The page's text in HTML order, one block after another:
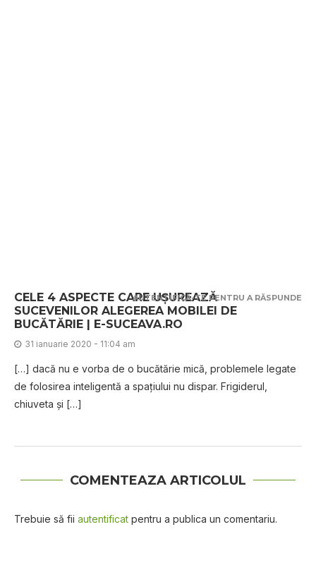
CELE 4 ASPECTE CARE UȘUREAZĂ
SUCEVENILOR ALEGEREA MOBILEI DE
BUCĂTĂRIE | E-SUCEAVA.RO
31 ianuarie 2020 - 11:04 am
[…] dacă nu e vorba de o bucătărie mică, problemele legate
de folosirea inteligentă a spațiului nu dispar. Frigiderul,
chiuveta și […]
AUTENTIFICĂ-TE PENTRU A RĂSPUNDE
COMENTEAZA ARTICOLUL
Trebuie să fii autentificat pentru a publica un comentariu.